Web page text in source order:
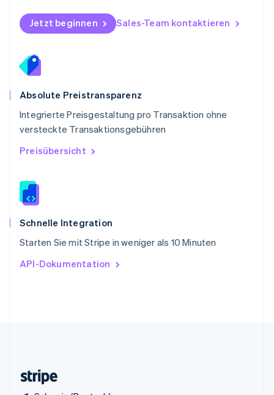
Jetzt beginnen Sales-Team kontaktieren
Absolute Preistransparenz
Integrierte Preisgestaltung pro Transaktion ohne
versteckte Transaktionsgebühren
Preisübersicht
Schnelle Integration
Starten Sie mit Stripe in weniger als 10 Minuten
API-Dokumentation
Schweden
Svenska English
Deutsch
Singapur
English
Slowakei
Slowenien
EnglishItaliano
Sonderverwaltungsregion Hongkong,
Spanien
Thailand
ไทยEnglish
English
English